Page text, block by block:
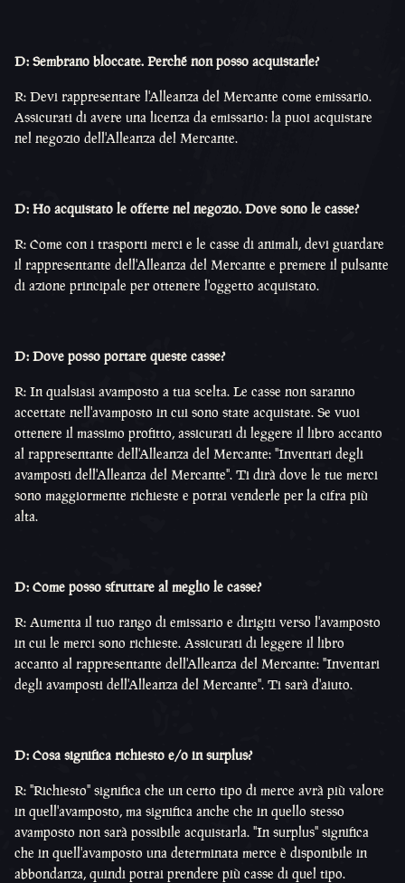
D: Sembrano bloccate. Perché non posso acquistarle?
R: Devi rappresentare l'Alleanza del Mercante come emissario.
Assicurati di avere una licenza da emissario: la puoi acquistare
nel negozio dell'Alleanza del Mercante.
D: Ho acquistato le offerte nel negozio. Dove sono le casse?
R: Come con i trasporti merci e le casse di animali, devi guardare
il rappresentante dell'Alleanza del Mercante e premere il pulsante
di azione principale per ottenere l'oggetto acquistato.
D: Dove posso portare queste casse?
R: In qualsiasi avamposto a tua scelta. Le casse non saranno
accettate nell'avamposto in cui sono state acquistate. Se vuoi
ottenere il massimo profitto, assicurati di leggere il libro accanto
al rappresentante dell'Alleanza del Mercante: "Inventari degli
avamposti dell'Alleanza del Mercante". Ti dirà dove le tue merci
sono maggiormente richieste e potrai venderle per la cifra più
alta.
D: Come posso sfruttare al meglio le casse?
R: Aumenta il tuo rango di emissario e dirigiti verso l'avamposto
in cui le merci sono richieste. Assicurati di leggere il libro
accanto al rappresentante dell'Alleanza del Mercante: "Inventari
degli avamposti dell'Alleanza del Mercante". Ti sarà d'aiuto.
D: Cosa significa richiesto e/o in surplus?
R: "Richiesto" significa che un certo tipo di merce avrà più valore
in quell'avamposto, ma significa anche che in quello stesso
avamposto non sarà possibile acquistarla. "In surplus" significa
che in quell'avamposto una determinata merce è disponibile in
abbondanza, quindi potrai prendere più casse di quel tipo.